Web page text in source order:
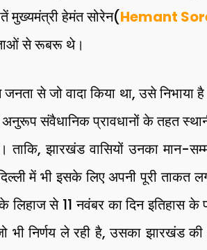
मुख्यमंत्री हेमंत सोरेन(Hemant
से रूबरू थे।
जनता से जो वादा किया था, उसे
संवैधानिक प्रावधानों के तहत
झारखंड वासियों उनका मान-
में भी इसके लिए अपनी पूरी ताकत
से 11 नवंबर का दिन इतिहास के
भी निर्णय ले रही है, उसका झारखंड की